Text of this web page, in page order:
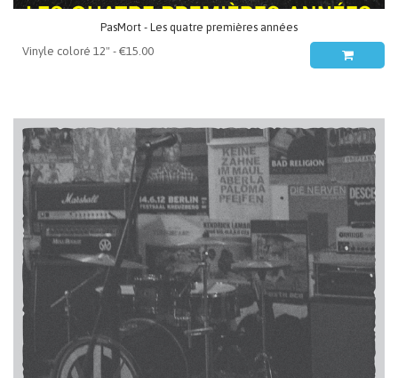
PasMort - Les quatre premières années